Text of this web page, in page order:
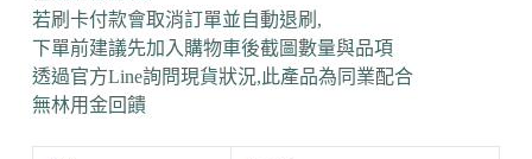
若刷卡付款會取消訂單並自動退刷,
下單前建議先加入購物車後截圖數量與品項
透過官方Line詢問現貨狀況,此產品為同業配合
無林用金回饋